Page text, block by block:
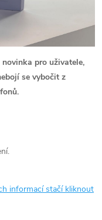
novinka pro uživatele,
se vybočit z
informací stačí kliknout